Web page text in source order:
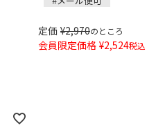
定価 ¥2,970のところ
会員限定価格 ¥2,524税込